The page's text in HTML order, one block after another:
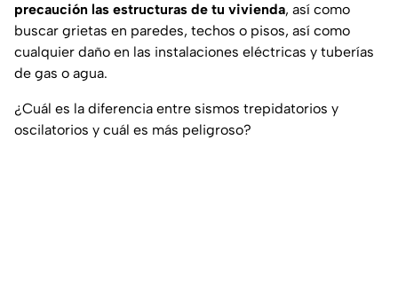
precaución las estructuras de tu vivienda, así como
buscar grietas en paredes, techos o pisos, así como
cualquier daño en las instalaciones eléctricas y tuberías
de gas o agua.
¿Cuál es la diferencia entre sismos trepidatorios y
oscilatorios y cuál es más peligroso?